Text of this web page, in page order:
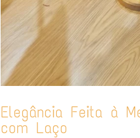
Elegância Feita à
com Laço